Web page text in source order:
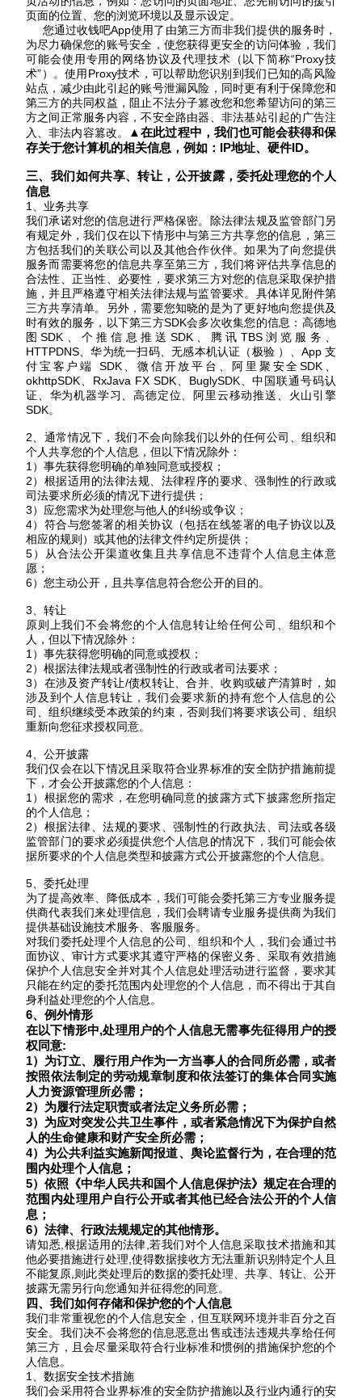
页面的位置、您的浏览环境以及显示设定。
您通过收钱吧App使用了由第三方而非我们提供的服务时，
为尽力确保您的账号安全，使您获得更安全的访问体验，我们
可能会使用专用的网络协议及代理技术（以下简称“Proxy技
术”）。使用Proxy技术，可以帮助您识别到我们已知的高风险
站点，减少由此引起的账号泄漏风险，同时更有利于保障您和
第三方的共同权益，阻止不法分子篡改您和您希望访问的第三
方之间正常服务内容，不安全路由器、非法基站引起的广告注
入、非法内容篡改。
▲在此过程中，我们也可能会获得和保
存关于您计算机的相关信息，例如：IP地址、硬件ID。
三、我们如何共享、转让 ， 公开披露 ，委托处理您的个人
信息
1、业务共享
我们承诺对您的信息进行严格保密。除法律法规及监管部门另
有规定外，我们仅在以下情形中与第三方共享您的信息，第三
方包括我们的关联公司以及其他合作伙伴。如果为了向您提供
服务而需要将您的信息共享至第三方，我们将评估共享信息的
合法性、正当性、必要性，要求第三方对您的信息采取保护措
施，并且严格遵守相关法律法规与监管要求。具体详见附件第
三方共享清单。
另外，需要您知晓的是为了更好地向您提供及
时有效的服务，以下第三方SDK会多次收集您的信息：高德地
图SDK、个推信息推送SDK、腾讯TBS浏览服务、
HTTPDNS、华为统一扫码、无感本机认证（极验 ）、App 支
付宝客户端 SDK、微信开放平台、阿里聚安全SDK、
okhttpSDK、RxJava FX SDK、BuglySDK、中国联通号码认
证、华为机器学习、高德定位、阿里云移动推送、火山引擎
SDK。
2、通常情况下，我们不会向除我们以外的任何公司、组织和
个人共享您的个人信息，但以下情况除外：
1）事先获得您明确的单独同意或授权；
2）根据适用的法律法规、法律程序的要求、强制性的行政或
司法要求所必须的情况下进行提供；
3）应您需求为处理您与他人的纠纷或争议；
4）符合与您签署的相关协议（包括在线签署的电子协议以及
相应的规则）或其他的法律文件约定所提供；
5）从合法公开渠道收集且共享信息不违背个人信息主体意
愿；
6）您主动公开，且共享信息符合您公开的目的。
3、转让
原则上我们不会将您的个人信息转让给任何公司、组织和个
人，但以下情况除外：
1）事先获得您明确的同意或授权；
2）根据法律法规或者强制性的行政或者司法要求；
3）在涉及资产转让/债权转让、合并、收购或破产清算时，如
涉及到个人信息转让，我们会要求新的持有您个人信息的公
司、组织继续受本政策的约束，否则我们将要求该公司、组织
重新向您征求授权同意。
4、公开披露
我们仅会在以下情况且采取符合业界标准的安全防护措施前提
下，才会公开披露您的个人信息：
1）根据您的需求，在您明确同意的披露方式下披露您所指定
的个人信息；
2）根据法律、法规的要求、强制性的行政执法、司法或各级
监管部门的要求必须提供您个人信息的情况下，我们可能会依
据所要求的个人信息类型和披露方式公开披露您的个人信息。
5、委托处理
为了提高效率、降低成本，我们可能会委托第三方专业服务提
供商代表我们来处理信息，我们会聘请专业服务提供商为我们
提供基础设施技术服务、客服服务。
对我们委托处理个人信息的公司、组织和个人，我们会通过书
面协议、审计方式要求其遵守严格的保密义务、采取有效措施
保护个人信息安全并对其个人信息处理活动进行监督，要求其
只能在约定的委托范围内处理您的个人信息，而不得出于其自
身利益处理您的个人信息。
6、例外情形
在以下情形中,处理用户的个人信息无需事先征得用户的授
权同意:
1）为订立、履行用户作为一方当事人的合同所必需，或者
按照依法制定的劳动规章制度和依法签订的集体合同实施
人力资源管理所必需；
2）为履行法定职责或者法定义务所必需；
3）为应对突发公共卫生事件，或者紧急情况下为保护自然
人的生命健康和财产安全所必需；
4）为公共利益实施新闻报道、舆论监督行为，在合理的范
围内处理个人信息；
5）依照《中华人民共和国个人信息保护法》规定在合理的
范围内处理用户自行公开或者其他已经合法公开的个人信
息；
6）法律、行政法规规定的其他情形。
请知悉 ,根据适用的法律,若我们对个人信息采取技术措施和其
他必要措施进行处理,使得数据接收方无法重新识别特定个人且
不能复原,则此类处理后的数据的委托处理、共享、转让、公开
披露无需另行向您通知并征得您的同意。
四、我们如何存储和保护您的个人信息
我们非常重视您的个人信息安全，但互联网环境并非百分之百
安全。我们决不会将您的信息恶意出售或违法违规共享给任何
第三方，且会尽量采取符合行业标准和惯例的措施保护您的个
人信息。
1、数据安全技术措施
我们会采用符合业界标准的安全防护措施以及行业内通行的安